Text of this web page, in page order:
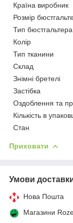
Країна виробник
Розмір
Тип бюстгальтера
Колір
Тип тканини
Склад
Знімні бретелі
Застібка
Оздоблення та
Кількість в
Стан
Приховати
Умови
Нова Пошта
Магазини